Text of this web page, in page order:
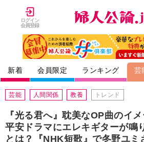
ログイン
会員登録
新着 会員限定 ランキング 芸
芸能 人間関係 教養 トレンド
『光る君へ』耽美なOP曲のイ
平安ドラマにエレキギターが鳴
とは？『NHK短歌』で冬野ユミ